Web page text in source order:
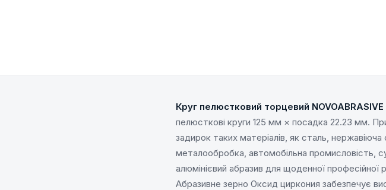
Круг пелюстковий торцевий
пелюсткові круги 125 мм × посадка 22.23 мм.
задирок таких матеріалів, як сталь,
металообробка, автомобільна промисловість,
алюмінієвий абразив для щоденної професійної
Абразивне зерно Оксид циркония забезпечує